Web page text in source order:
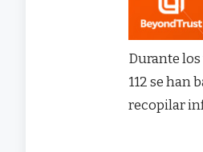
Durante los
112 se han
recopilar